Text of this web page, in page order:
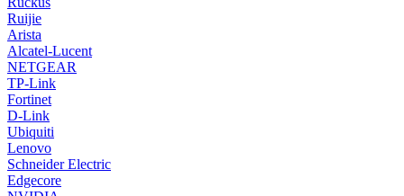
Ruijie
Arista
Alcatel-Lucent
NETGEAR
TP-Link
Fortinet
D-Link
Ubiquiti
Lenovo
Schneider Electric
Edgecore